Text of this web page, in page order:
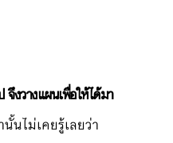
งวางแผนเพื่อให้ได้มา
นไม่เคยรู้เลยว่า